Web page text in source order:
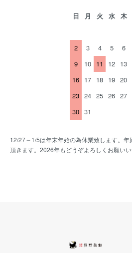
日 月 火 水 木
2
3 4 5 6
9
10 11 12 13
16 17 18 19 20
23 24 25 26 27
30 31
12/27～1/5は年末年始の為休業致します。
頂きます。2026年もどうぞよろしくお願いい